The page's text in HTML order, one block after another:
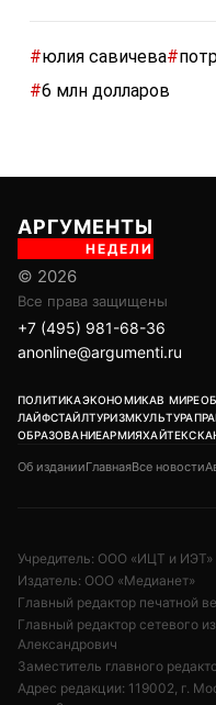
#юлия савичева#
#6 млн долларов
АРГУМЕНТЫ
НЕДЕЛИ
© 2026
Все права защищены
+7 (495) 981-68-36
anonline@argumenti.ru
ПОЛИТИКАЭКОНОМИКАВ МИРЕ
ЛАЙФСТАЙЛТУРИЗМКУЛЬТУРА
ОБРАЗОВАНИЕАРМИЯХАЙТЕК
Об изданииГлавнаяВсе новости
Учредитель: ООО «ИЦТ и ИЭТ»
Издатель: ООО «Медианет»
Главный редактор печатной
Главный редактор сетевого
Александрович
Заместитель главного
Адрес редакции: 119002, г.